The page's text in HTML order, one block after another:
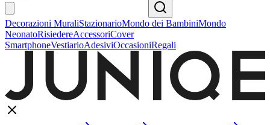
Decorazioni MuraliStazionarioMondo dei BambiniMondo
NeonatoRisiedereAccessoriCover
SmartphoneVestiarioAdesiviOccasioniRegali